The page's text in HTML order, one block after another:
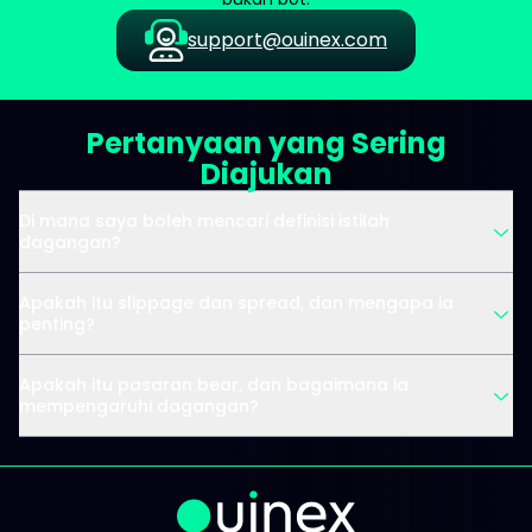
support@ouinex.com
Pertanyaan yang Sering
Diajukan